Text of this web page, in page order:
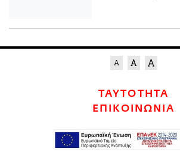
ΤΑΥΤΟΤΗΤΑ
ΕΠΙΚΟΙΝΩΝΙΑ